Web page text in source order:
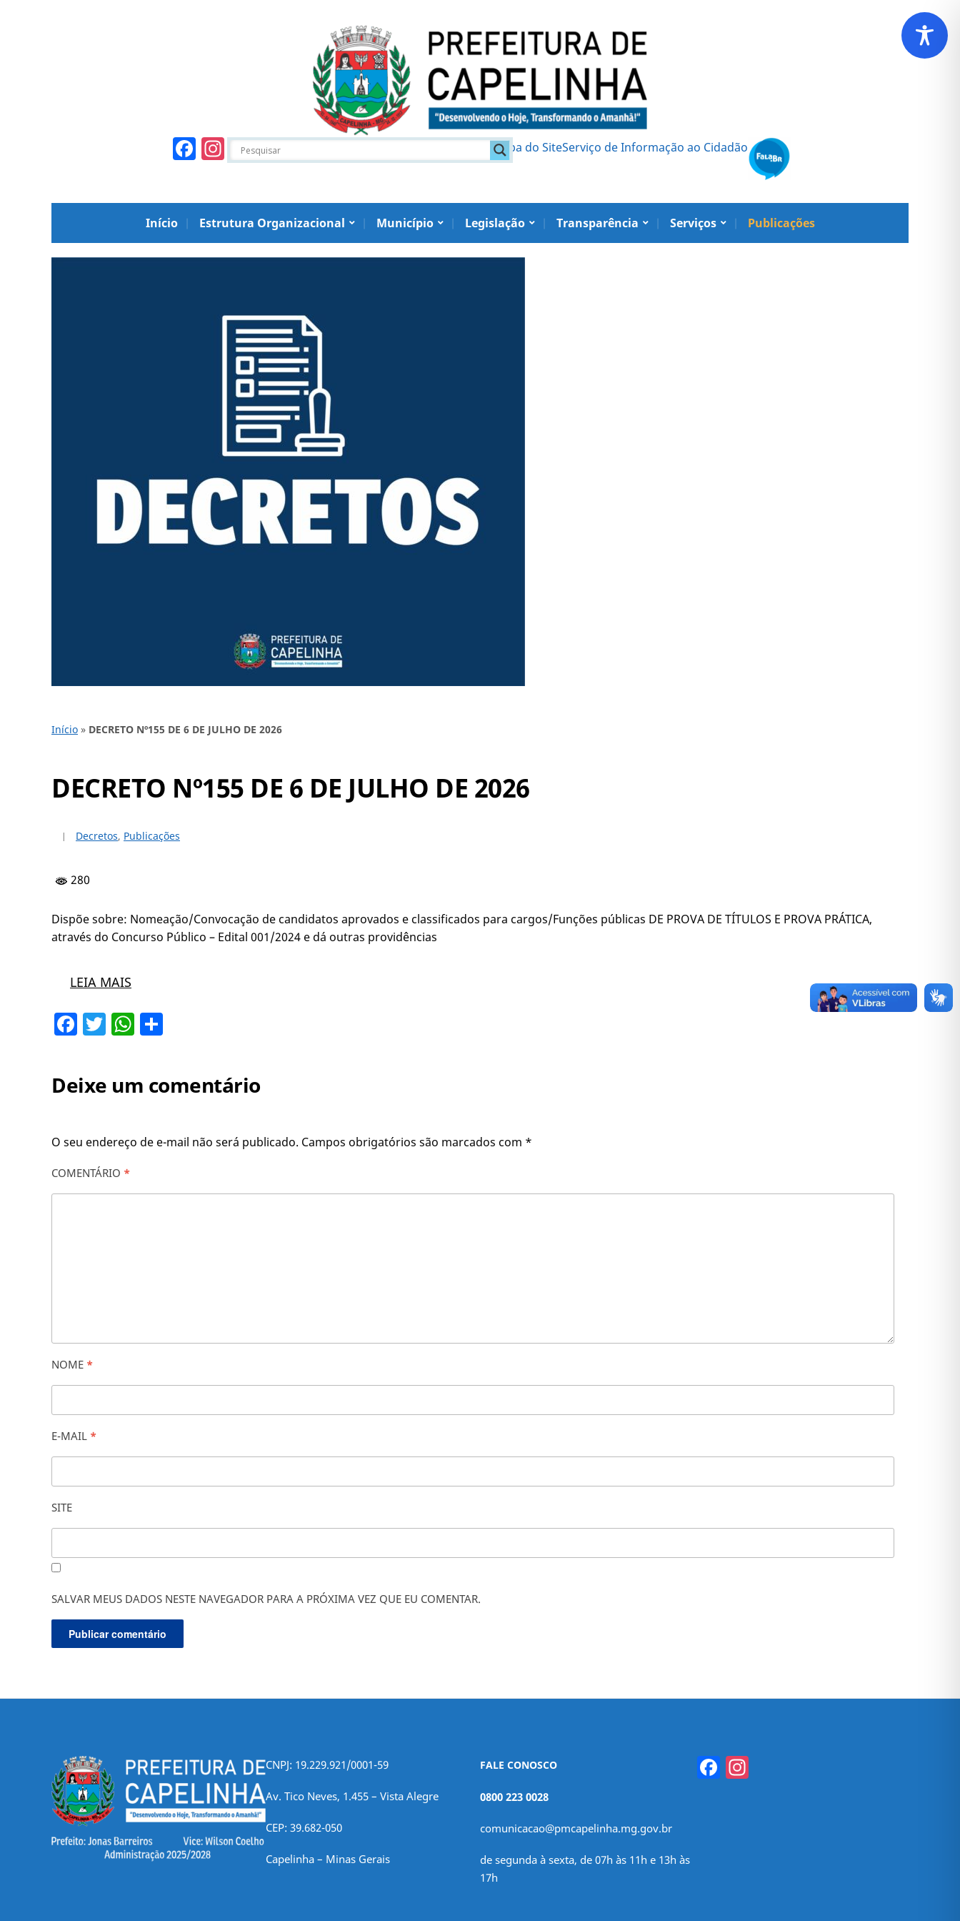
Facebook
Instagram Mapa do SiteServiço de Informação ao Cidadão
Início Estrutura Organizacional Município Legislação Transparência Serviços Publicações
Início » DECRETO Nº155 DE 6 DE JULHO DE 2026
DECRETO Nº155 DE 6 DE JULHO DE 2026
Decretos, Publicações
280
Dispõe sobre: Nomeação/Convocação de candidatos aprovados e classificados para cargos/Funções públicas DE PROVA DE TÍTULOS E PROVA PRÁTICA,
através do Concurso Público – Edital 001/2024 e dá outras providências
LEIA MAIS
Facebook
TwitterWhatsApp
Deixe um comentário
O seu endereço de e-mail não será publicado. Campos obrigatórios são marcados com *
COMENTÁRIO *
NOME *
E-MAIL *
SITE
SALVAR MEUS DADOS NESTE NAVEGADOR PARA A PRÓXIMA VEZ QUE EU COMENTAR.
CNPJ: 19.229.921/0001-59
Av. Tico Neves, 1.455 – Vista Alegre
CEP: 39.682-050
Capelinha – Minas Gerais
FALE CONOSCO
0800 223 0028
comunicacao@pmcapelinha.mg.gov.br
de segunda à sexta, de 07h às 11h e 13h às
17h
Facebook